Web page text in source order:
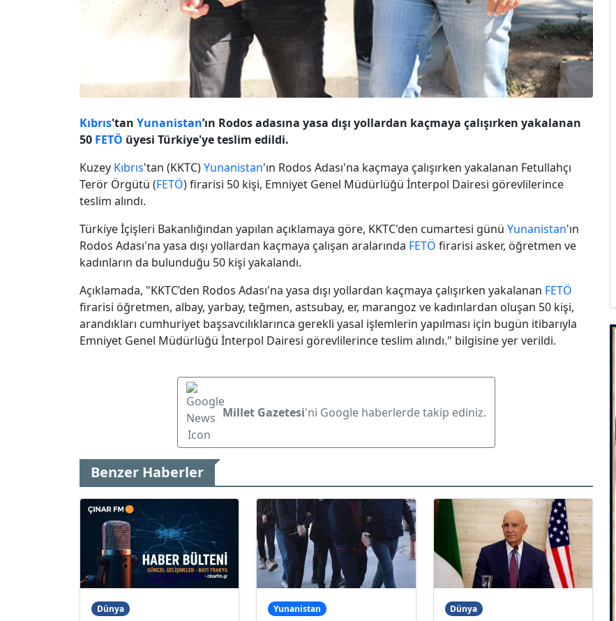
Kıbrıs'tan Yunanistan’ın Rodos adasına yasa dışı yollardan kaçmaya çalışırken yakalanan
50 FETÖ üyesi Türkiye'ye teslim edildi.
Kuzey Kıbrıs'tan (KKTC)Yunanistan'ın Rodos Adası'na kaçmaya çalışırken yakalanan Fetullahçı
Terör Örgütü (FETÖ) firarisi 50 kişi, Emniyet Genel Müdürlüğü İnterpol Dairesi görevlilerince
teslim alındı.
Türkiye İçişleri Bakanlığından yapılan açıklamaya göre, KKTC'den cumartesi günü Yunanistan'ın
Rodos Adası'na yasa dışı yollardan kaçmaya çalışan aralarında FETÖ firarisi asker, öğretmen ve
kadınların da bulunduğu 50 kişi yakalandı.
Açıklamada, "KKTC’den Rodos Adası'na yasa dışı yollardan kaçmaya çalışırken yakalanan FETÖ
firarisi öğretmen, albay, yarbay, teğmen, astsubay, er, marangoz ve kadınlardan oluşan 50 kişi,
arandıkları cumhuriyet başsavcılıklarınca gerekli yasal işlemlerin yapılması için bugün itibarıyla
Emniyet Genel Müdürlüğü İnterpol Dairesi görevlilerince teslim alındı." bilgisine yer verildi.
Millet Gazetesi'ni Google haberlerde takip ediniz.
Benzer Haberler
Dünya Yunanistan Dünya